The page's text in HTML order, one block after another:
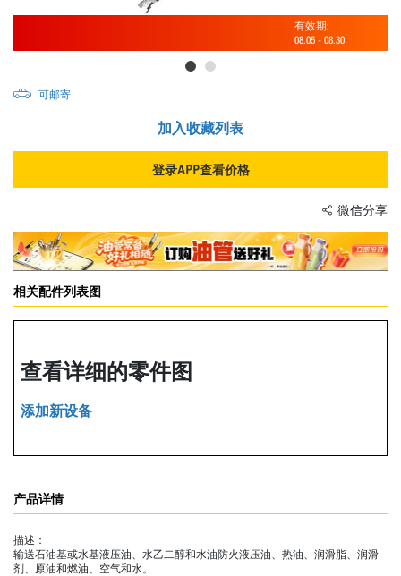
有效期:
08.05 - 08.30
可邮寄
加入收藏列表
登录APP查看价格
微信分享
相关配件列表图
查看详细的零件图
添加新设备
产品详情
描述：
输送石油基或水基液压油、水乙二醇和水油防火液压油、热油、润滑脂、润滑
剂、原油和燃油、空气和水。